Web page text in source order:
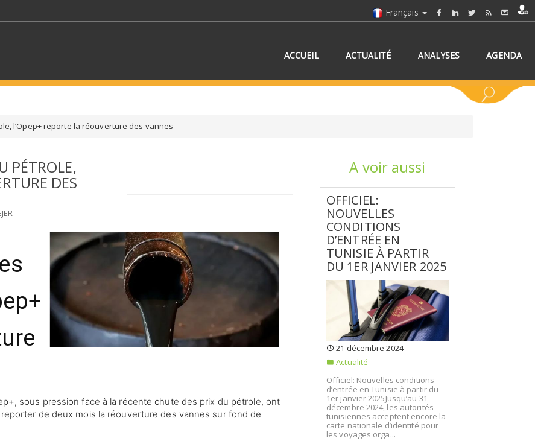
Français
ACCUEIL ACTUALITÉ ANALYSES AGENDA
SÉLECTIONNEZ UNE CATÉGORIE SÉLECTIONNEZ UN/DES PAYS
l’Opep+ reporte la réouverture des vannes
PÉTROLE,
DES
sous pression face à la récente chute des prix du pétrole, ont
de deux mois la réouverture des vannes sur fond de
A voir aussi
OFFICIEL:
NOUVELLES
CONDITIONS
D’ENTRÉE EN
TUNISIE À PARTIR
DU 1ER JANVIER 2025
21 décembre 2024
Actualité
Officiel: Nouvelles conditions
d’entrée en Tunisie à partir du
1er janvier 2025Jusqu’au 31
décembre 2024, les autorités
tunisiennes acceptent encore la
carte nationale d’identité pour
les voyages orga...